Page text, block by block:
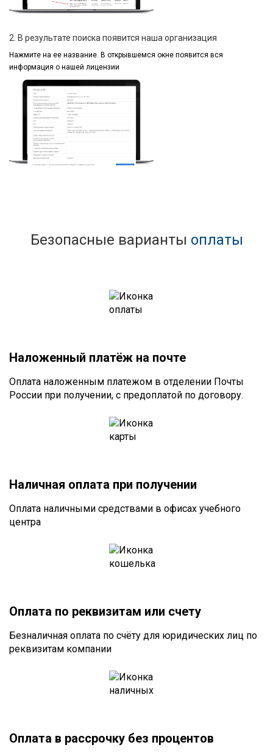
2. В результате поиска появится наша организация
Нажмите на ее название. В открывшемся окне появится вся
информация о нашей лицензии
Безопасные варианты оплаты
Наложенный платёж на почте
Оплата наложенным платежом в отделении Почты
России при получении, с предоплатой по договору.
Наличная оплата при получении
Оплата наличными средствами в офисах учебного
центра
Оплата по реквизитам или счету
Безналичная оплата по счёту для юридических лиц по
реквизитам компании
Оплата в рассрочку без процентов